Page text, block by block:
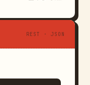
REST · JSON